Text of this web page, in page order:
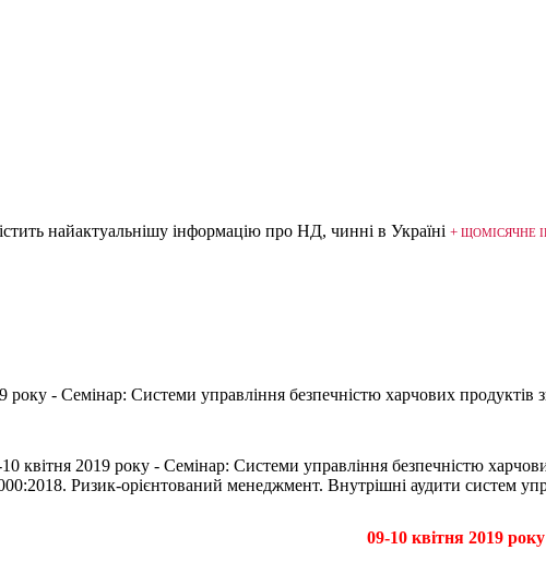
найактуальнішу інформацію про НД, чинні в Україні + ЩОМІСЯЧНЕ
року - Семінар: Системи управління безпечністю харчових продуктів
квітня 2019 року - Семінар: Системи управління безпечністю
Ризик-орієнтований менеджмент. Внутрішні аудити систем
09-10 квітня 2019 року